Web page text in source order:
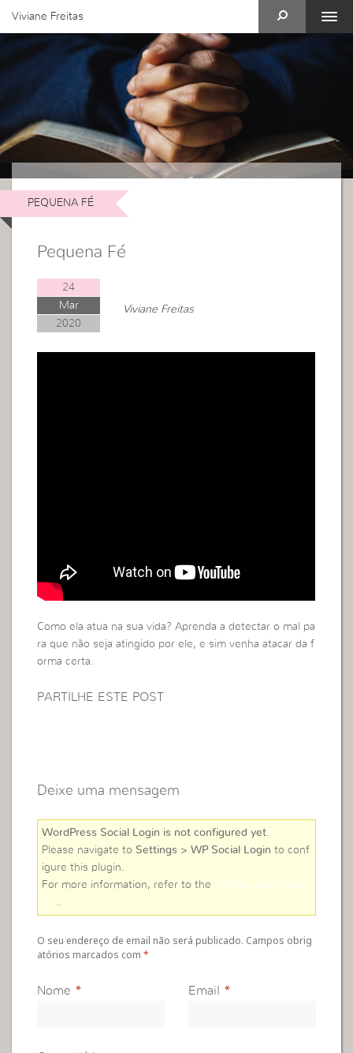
Viviane Freitas
PEQUENA FÉ
Pequena Fé
24
Mar
2020
Viviane Freitas
Como ela atua na sua vida? Aprenda a detectar o mal pa
ra que não seja atingido por ele, e sim venha atacar da f
orma certa.
PARTILHE ESTE POST
Deixe uma mensagem
WordPress Social Login is not configured yet.
Please navigate to Settings > WP Social Login to conf
igure this plugin.
For more information, refer to the
online user guid
e
..
O seu endereço de email não será publicado. Campos obrig
atórios marcados com*
Nome * Email *